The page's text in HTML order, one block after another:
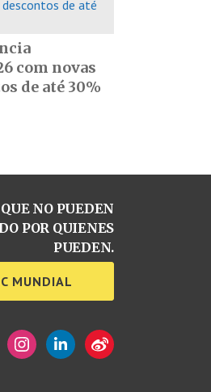
com novas
de até 30%
NO PUEDEN
POR QUIENES
PUEDEN.
MUNDIAL